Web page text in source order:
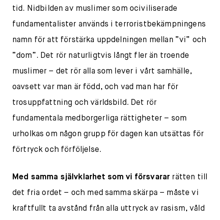
tid. Nidbilden av muslimer som ociviliserade
fundamentalister används i terroristbekämpningens
namn för att förstärka uppdelningen mellan ”vi” och
”dom”. Det rör naturligtvis långt fler än troende
muslimer – det rör alla som lever i vårt samhälle,
oavsett var man är född, och vad man har för
trosuppfattning och världsbild. Det rör
fundamentala medborgerliga rättigheter – som
urholkas om någon grupp för dagen kan utsättas för
förtryck och förföljelse.
Med samma självklarhet som vi försvarar rätten till
det fria ordet – och med samma skärpa – måste vi
kraftfullt ta avstånd från alla uttryck av rasism, våld